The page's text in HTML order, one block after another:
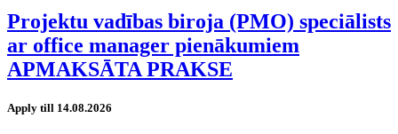
Projektu vadības biroja (PMO) speciālists
ar office manager pienākumiem
APMAKSĀTA PRAKSE
Apply till 14.08.2026